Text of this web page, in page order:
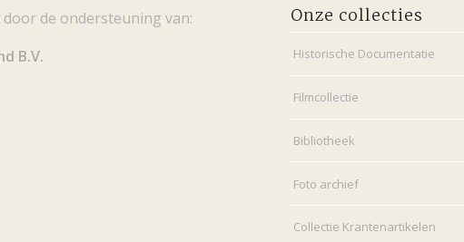
de ondersteuning van:
B.V.
Onze collecties
Historische Documentatie
Filmcollectie
Bibliotheek
Foto archief
Collectie Krantenartikelen